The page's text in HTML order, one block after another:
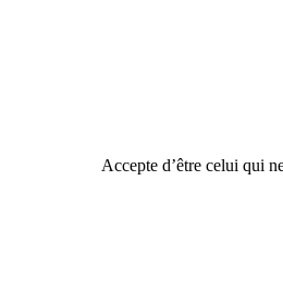
Accepte d’être celui qui